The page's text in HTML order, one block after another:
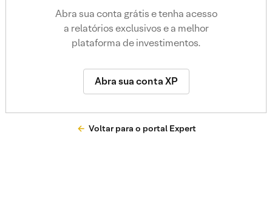
Abra sua conta grátis e tenha acesso
a relatórios exclusivos e a melhor
plataforma de investimentos.
Abra sua conta XP
Voltar para o portal Expert